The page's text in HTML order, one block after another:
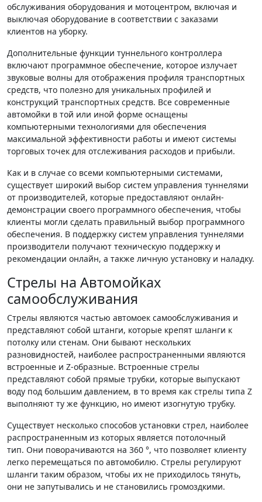
обслуживания оборудования и мотоцентром, включая и
выключая оборудование в соответствии с заказами
клиентов на уборку.
Дополнительные функции туннельного контроллера
включают программное обеспечение, которое излучает
звуковые волны для отображения профиля транспортных
средств, что полезно для уникальных профилей и
конструкций транспортных средств. Все современные
автомойки в той или иной форме оснащены
компьютерными технологиями для обеспечения
максимальной эффективности работы и имеют системы
торговых точек для отслеживания расходов и прибыли.
Как и в случае со всеми компьютерными системами,
существует широкий выбор систем управления туннелями
от производителей, которые предоставляют онлайн-
демонстрации своего программного обеспечения, чтобы
клиенты могли сделать правильный выбор программного
обеспечения. В поддержку систем управления туннелями
производители получают техническую поддержку и
рекомендации онлайн, а также личную установку и наладку.
Стрелы на Автомойках
самообслуживания
Стрелы являются частью автомоек самообслуживания и
представляют собой штанги, которые крепят шланги к
потолку или стенам. Они бывают нескольких
разновидностей, наиболее распространенными являются
встроенные и Z-образные. Встроенные стрелы
представляют собой прямые трубки, которые выпускают
воду под большим давлением, в то время как стрелы типа Z
выполняют ту же функцию, но имеют изогнутую трубку.
Существует несколько способов установки стрел, наиболее
распространенным из которых является потолочный
тип. Они поворачиваются на 360 °, что позволяет клиенту
легко перемещаться по автомобилю. Стрелы регулируют
шланги таким образом, чтобы их не приходилось тянуть,
они не запутывались и не становились громоздкими.